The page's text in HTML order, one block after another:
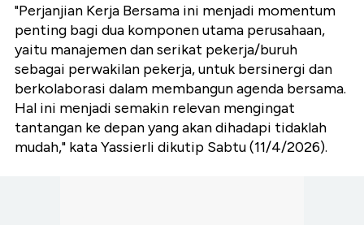
"Perjanjian Kerja Bersama ini menjadi momentum
penting bagi dua komponen utama perusahaan,
yaitu manajemen dan serikat pekerja/buruh
sebagai perwakilan pekerja, untuk bersinergi dan
berkolaborasi dalam membangun agenda bersama.
Hal ini menjadi semakin relevan mengingat
tantangan ke depan yang akan dihadapi tidaklah
mudah," kata Yassierli dikutip Sabtu (11/4/2026).